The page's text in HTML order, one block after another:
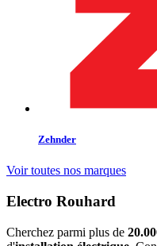
Zehnder
Voir toutes nos marques
Electro Rouhard
Cherchez parmi plus de